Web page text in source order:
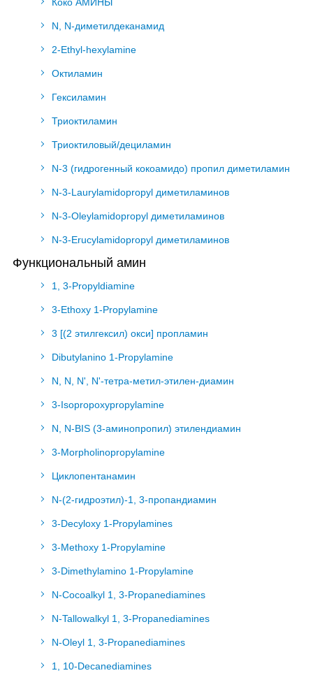
N, N-диметилдеканамид
2-Ethyl-hexylamine
Октиламин
Гексиламин
Триоктиламин
Триоктиловый/дециламин
N-3 (гидрогенный кокоамидо) пропил диметиламин
N-3-Laurylamidopropyl диметиламинов
N-3-Oleylamidopropyl диметиламинов
N-3-Erucylamidopropyl диметиламинов
Функциональный амин
1, 3-Propyldiamine
3-Ethoxy 1-Propylamine
3 [(2 этилгексил) окси] пропламин
Dibutylanino 1-Propylamine
N, N, N', N'-тетра-метил-этилен-диамин
3-Isopropoxypropylamine
N, N-BIS (3-аминопропил) этилендиамин
3-Morpholinopropylamine
Циклопентанамин
N-(2-гидроэтил)-1, 3-пропандиамин
3-Decyloxy 1-Propylamines
3-Methoxy 1-Propylamine
3-Dimethylamino 1-Propylamine
N-Cocoalkyl 1, 3-Propanediamines
N-Tallowalkyl 1, 3-Propanediamines
N-Oleyl 1, 3-Propanediamines
1, 10-Decanediamines